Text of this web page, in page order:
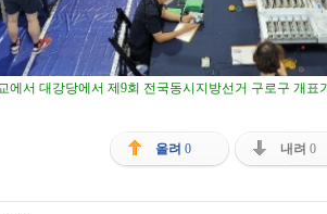
에서 대강당에서 제9회 전국동시지방선거 구로구 개표
올려 0 내려 0